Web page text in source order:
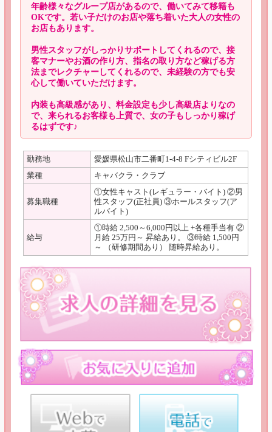
年齢様々なグループ店があるので、働いてみて移籍も
OKです。若い子だけのお店や落ち着いた大人の女性の
お店もあります。
男性スタッフがしっかりサポートしてくれるので、接
客マナーやお酒の作り方、指名の取り方など稼げる方
法までレクチャーしてくれるので、未経験の方でも安
心して働いていただけます。
内装も高級感があり、料金設定も少し高級店よりなの
で、来られるお客様も上質で、女の子もしっかり稼げ
るはずです♪
勤務地
愛媛県松山市二番町1-4-8 Fシティビル2F
業種
キャバクラ・クラブ
募集職種
①女性キャスト(レギュラー・バイト) ②男
性スタッフ(正社員) ③ホールスタッフ(ア
ルバイト)
給与
①時給 2,500～6,000円以上 +各種手当有 ②
月給 25万円～ 昇給あり。 ③時給 1,500円
～ （研修期間あり） 随時昇給あり。